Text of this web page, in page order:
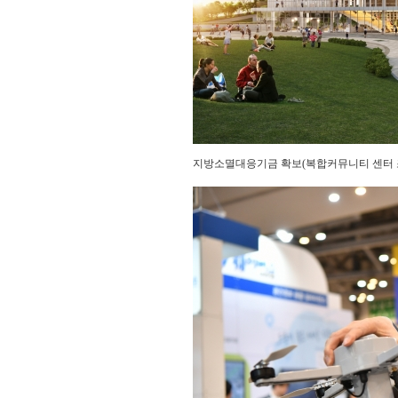
지방소멸대응기금 확보(복합커뮤니티 센터